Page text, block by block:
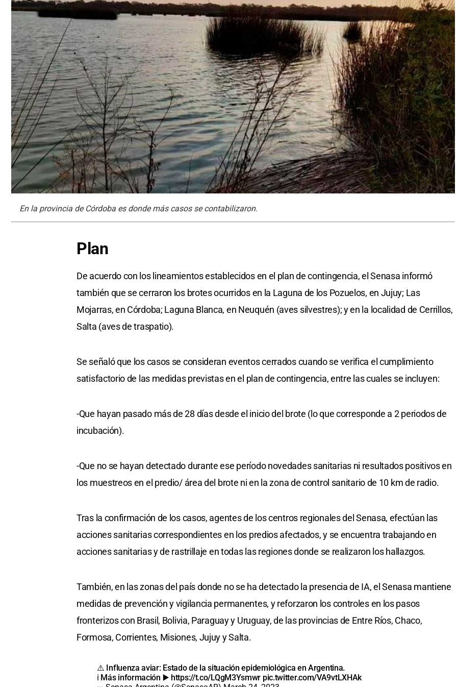
En la provincia de Córdoba es donde más casos se contabilizaron.
Plan
De acuerdo con los lineamientos establecidos en el plan de contingencia, el Senasa informó
también que se cerraron los brotes ocurridos en la Laguna de los Pozuelos, en Jujuy; Las
Mojarras, en Córdoba; Laguna Blanca, en Neuquén (aves silvestres); y en la localidad de Cerrillos,
Salta (aves de traspatio).
Se señaló que los casos se consideran eventos cerrados cuando se verifica el cumplimiento
satisfactorio de las medidas previstas en el plan de contingencia, entre las cuales se incluyen:
-Que hayan pasado más de 28 días desde el inicio del brote (lo que corresponde a 2 periodos de
incubación).
-Que no se hayan detectado durante ese período novedades sanitarias ni resultados positivos en
los muestreos en el predio/ área del brote ni en la zona de control sanitario de 10 km de radio.
Tras la confirmación de los casos, agentes de los centros regionales del Senasa, efectúan las
acciones sanitarias correspondientes en los predios afectados, y se encuentra trabajando en
acciones sanitarias y de rastrillaje en todas las regiones donde se realizaron los hallazgos.
También, en las zonas del país donde no se ha detectado la presencia de IA, el Senasa mantiene
medidas de prevención y vigilancia permanentes, y reforzaron los controles en los pasos
fronterizos con Brasil, Bolivia, Paraguay y Uruguay, de las provincias de Entre Ríos, Chaco,
Formosa, Corrientes, Misiones, Jujuy y Salta.
⚠️ Influenza aviar: Estado de la situación epidemiológica en Argentina.
ℹ️ Más información ▶️ https://t.co/LQgM3Ysmwr pic.twitter.com/VA9vtLXHAk